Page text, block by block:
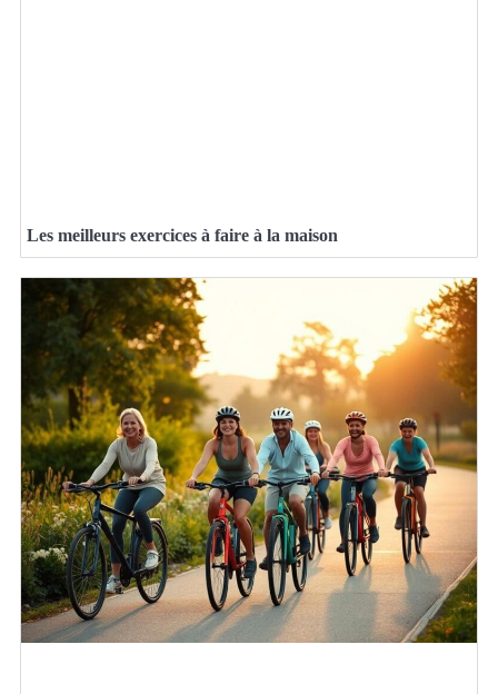
Les meilleurs exercices à faire à la maison